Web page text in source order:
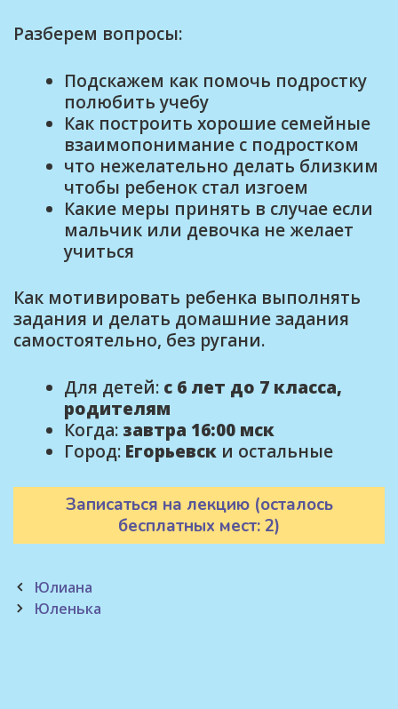
Разберем вопросы:
Подскажем как помочь подростку
полюбить учебу
Как построить хорошие семейные
взаимопонимание с подростком
что нежелательно делать близким
чтобы ребенок стал изгоем
Какие меры принять в случае если
мальчик или девочка не желает
учиться
Как мотивировать ребенка выполнять
задания и делать домашние задания
самостоятельно, без ругани.
Для детей: с 6 лет до 7 класса,
родителям
Когда: завтра 16:00 мск
Город: Егорьевск и остальные
Записаться на лекцию (осталось
бесплатных мест: 2)
Post
navigation
Юлиана
Юленька